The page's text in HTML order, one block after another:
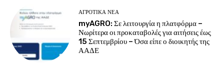
ΑΓΡΟΤΙΚΆ ΝΈΑ
myAGRO: Σε λειτουργία η πλατφόρμα –
Νωρίτερα οι προκαταβολές για αιτήσεις έως
15 Σεπτεμβρίου – Όσα είπε ο διοικητής της
ΑΑΔΕ